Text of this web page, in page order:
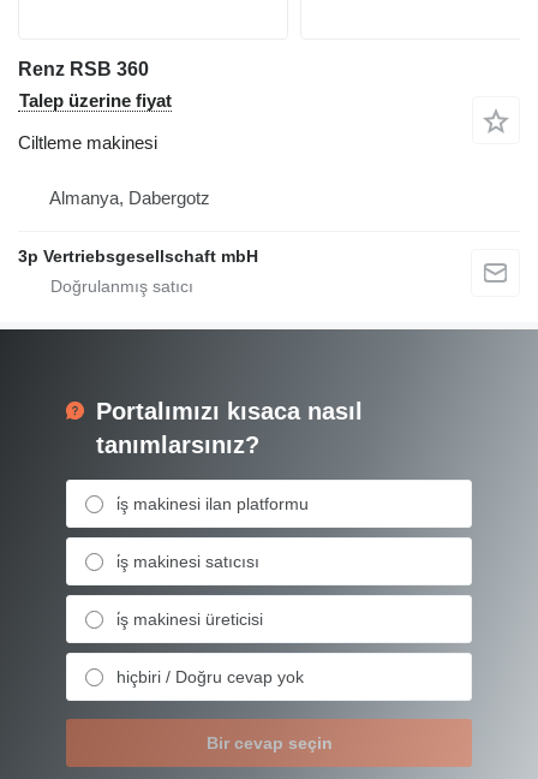
Renz RSB 360
Talep üzerine fiyat
Ciltleme makinesi
Almanya, Dabergotz
3p Vertriebsgesellschaft mbH
Portalımızı kısaca nasıl
tanımlarsınız?
i̇ş makinesi ilan platformu
i̇ş makinesi satıcısı
i̇ş makinesi üreticisi
hiçbiri / Doğru cevap yok
Bir cevap seçin